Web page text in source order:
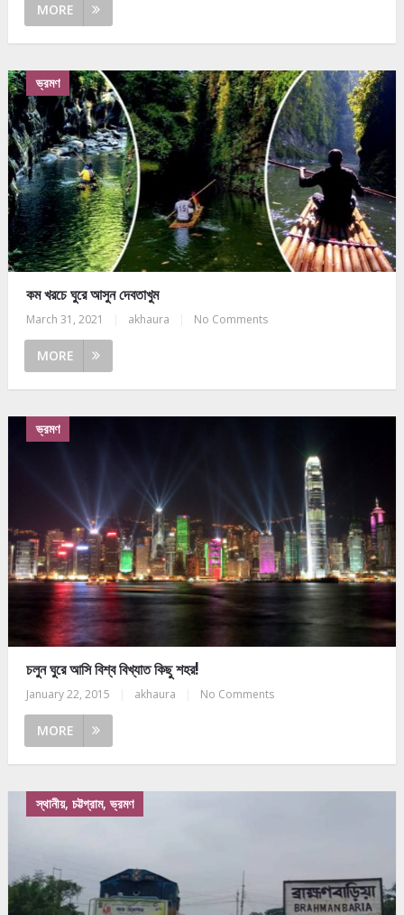
MORE
ভ্রমণ
কম খরচে ঘুরে আসুন দেবতাখুম
March 31, 2021 akhaura No Comments
MORE
ভ্রমণ
চলুন ঘুরে আসি বিশ্ব বিখ্যাত কিছু শহর!
January 22, 2015 akhaura No Comments
MORE
স্থানীয়, চট্টগ্রাম, ভ্রমণ